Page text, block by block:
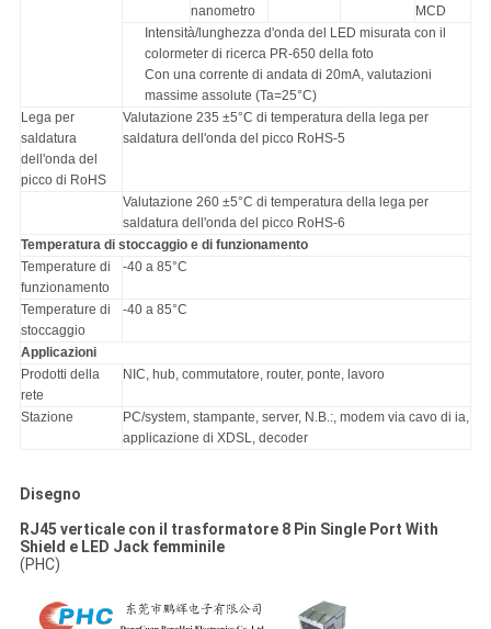
nanometro
MCD
Intensità/lunghezza d'onda del LED misurata con il
colormeter di ricerca PR-650 della foto
Con una corrente di andata di 20mA, valutazioni
massime assolute (Ta=25°C)
Lega per
saldatura
dell'onda del
picco di RoHS
Valutazione 235 ±5°C di temperatura della lega per
saldatura dell'onda del picco RoHS-5
Valutazione 260 ±5°C di temperatura della lega per
saldatura dell'onda del picco RoHS-6
Temperatura di stoccaggio e di funzionamento
Temperature di
funzionamento
-40 a 85°C
Temperature di
stoccaggio
-40 a 85°C
Applicazioni
Prodotti della
rete
NIC, hub, commutatore, router, ponte, lavoro
Stazione
PC/system, stampante, server, N.B.:, modem via cavo di ia,
applicazione di XDSL, decoder
Disegno
RJ45 verticale con il trasformatore 8 Pin Single Port With
Shield e LED Jack femminile
(PHC)